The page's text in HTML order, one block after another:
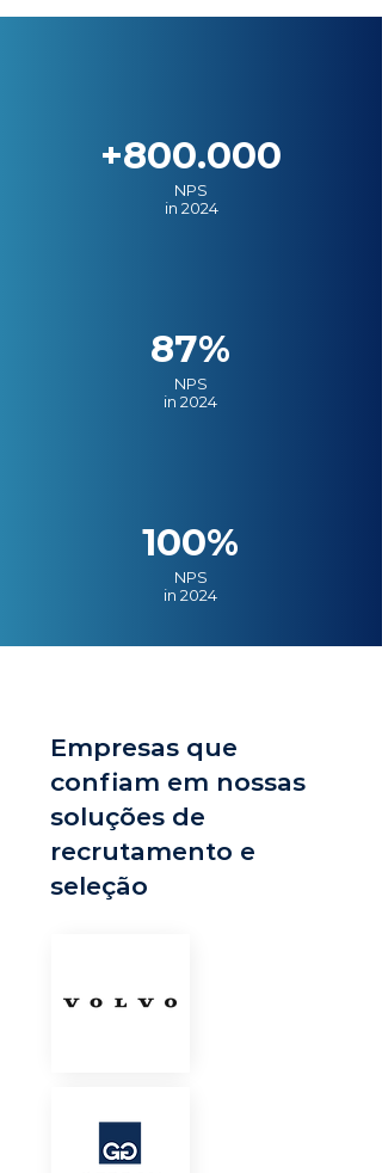
+800.000
NPS
in 2024
87%
NPS
in 2024
100%
NPS
in 2024
Empresas que
confiam em nossas
soluções de
recrutamento e
seleção